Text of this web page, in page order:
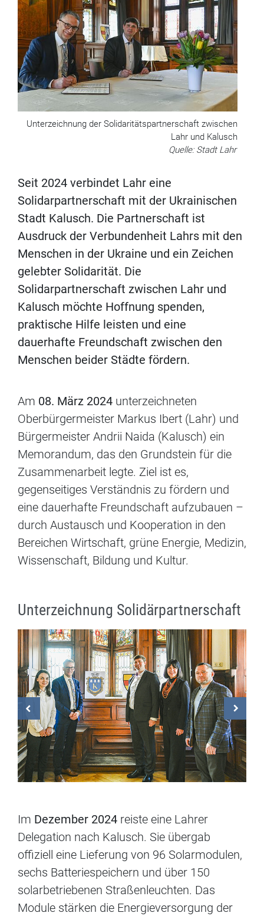
Unterzeichnung der Solidaritätspartnerschaft zwischen
Lahr und Kalusch
Quelle: Stadt Lahr
Seit 2024 verbindet Lahr eine
Solidarpartnerschaft mit der Ukrainischen
Stadt Kalusch. Die Partnerschaft ist
Ausdruck der Verbundenheit Lahrs mit den
Menschen in der Ukraine und ein Zeichen
gelebter Solidarität. Die
Solidarpartnerschaft zwischen Lahr und
Kalusch möchte Hoffnung spenden,
praktische Hilfe leisten und eine
dauerhafte Freundschaft zwischen den
Menschen beider Städte fördern.
Am 08. März 2024 unterzeichneten
Oberbürgermeister Markus Ibert (Lahr) und
Bürgermeister Andrii Naida (Kalusch) ein
Memorandum, das den Grundstein für die
Zusammenarbeit legte. Ziel ist es,
gegenseitiges Verständnis zu fördern und
eine dauerhafte Freundschaft aufzubauen –
durch Austausch und Kooperation in den
Bereichen Wirtschaft, grüne Energie, Medizin,
Wissenschaft, Bildung und Kultur.
Unterzeichnung Solidärpartnerschaft
Im Dezember 2024 reiste eine Lahrer
Delegation nach Kalusch. Sie übergab
offiziell eine Lieferung von 96 Solarmodulen,
sechs Batteriespeichern und über 150
solarbetriebenen Straßenleuchten. Das
Module stärken die Energieversorgung der